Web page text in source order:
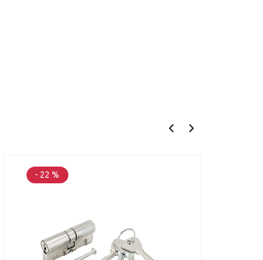
- 22 %